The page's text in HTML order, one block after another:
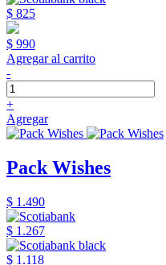
$ 825
$ 990
Agregar al carrito
-
+
Agregar
Pack Wishes
$ 1.490
$ 1.267
$ 1.118